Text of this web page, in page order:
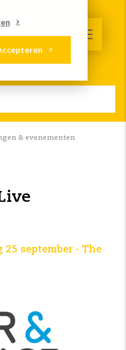
& evenementen
september - The